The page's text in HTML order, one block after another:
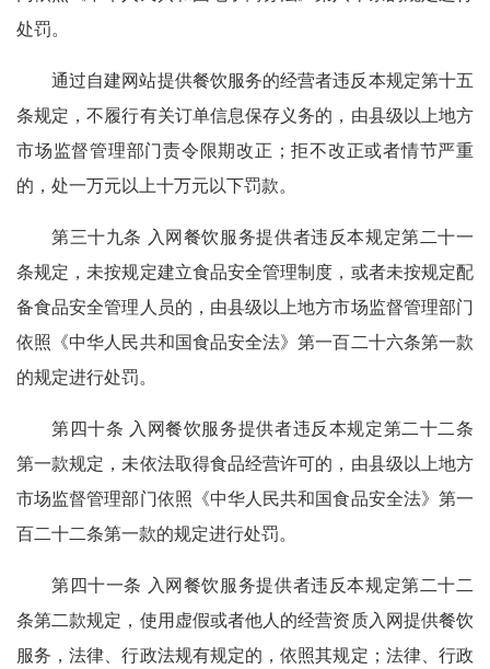
处罚。
通过自建网站提供餐饮服务的经营者违反本规定第十五
条规定，不履行有关订单信息保存义务的，由县级以上地方
市场监督管理部门责令限期改正；拒不改正或者情节严重
的，处一万元以上十万元以下罚款。
第三十九条 入网餐饮服务提供者违反本规定第二十一
条规定，未按规定建立食品安全管理制度，或者未按规定配
备食品安全管理人员的，由县级以上地方市场监督管理部门
依照《中华人民共和国食品安全法》第一百二十六条第一款
的规定进行处罚。
第四十条 入网餐饮服务提供者违反本规定第二十二条
第一款规定，未依法取得食品经营许可的，由县级以上地方
市场监督管理部门依照《中华人民共和国食品安全法》第一
百二十二条第一款的规定进行处罚。
第四十一条 入网餐饮服务提供者违反本规定第二十二
条第二款规定，使用虚假或者他人的经营资质入网提供餐饮
服务，法律、行政法规有规定的，依照其规定；法律、行政